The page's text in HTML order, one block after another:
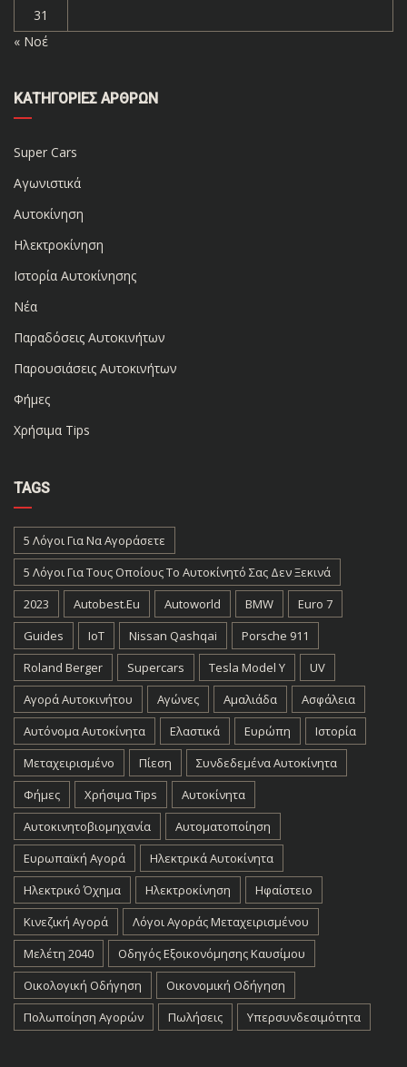
31
« Νοέ
ΚΑΤΗΓΟΡΊΕΣ ΆΡΘΡΩΝ
Super Cars
Αγωνιστικά
Αυτοκίνηση
Ηλεκτροκίνηση
Ιστορία Αυτοκίνησης
Νέα
Παραδόσεις Αυτοκινήτων
Παρουσιάσεις Αυτοκινήτων
Φήμες
Χρήσιμα Tips
TAGS
5 Λόγοι Για Να Αγοράσετε
5 Λόγοι Για Τους Οποίους Το Αυτοκίνητό Σας Δεν Ξεκινά
2023
Autobest.eu Autoworld BMW
Euro 7
Guides
IoT Nissan Qashqai
Porsche 911
Roland Berger
Supercars Tesla Model Y
UV
Αγορά Αυτοκινήτου
Αγώνες Αμαλιάδα
Ασφάλεια
Αυτόνομα Αυτοκίνητα
Ελαστικά Ευρώπη
Ιστορία
Μεταχειρισμένο
Πίεση
Συνδεδεμένα Αυτοκίνητα
Φήμες
Χρήσιμα Tips
Αυτοκίνητα
Αυτοκινητοβιομηχανία
Αυτοματοποίηση
Ευρωπαϊκή Αγορά
Ηλεκτρικά Αυτοκίνητα
Ηλεκτρικό Όχημα
Ηλεκτροκίνηση
Ηφαίστειο
Κινεζική Αγορά
Λόγοι Αγοράς Μεταχειρισμένου
Μελέτη 2040
Οδηγός Εξοικονόμησης Καυσίμου
Οικολογική Οδήγηση
Οικονομική Οδήγηση
Πολωποίηση Αγορών
Πωλήσεις Υπερσυνδεσιμότητα